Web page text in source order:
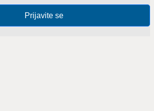
Prijavite se